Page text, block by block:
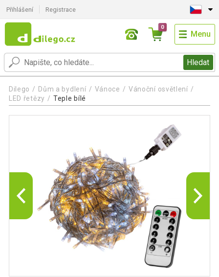
Přihlášení Registrace
Hledat
0
Menu
Dilego Dům a bydlení Vánoce
Vánoční osvětlení
LED řetězy
Teple bílé